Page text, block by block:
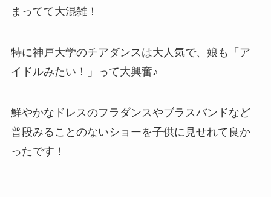
まってて大混雑！
特に神戸大学のチアダンスは大人気で、娘も「ア
イドルみたい！」って大興奮♪
鮮やかなドレスのフラダンスやブラスバンドなど
普段みることのないショーを子供に見せれて良か
ったです！